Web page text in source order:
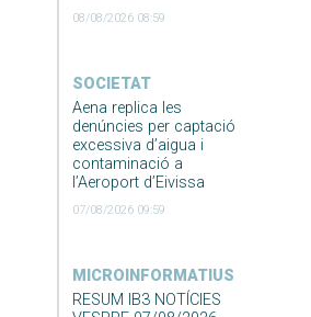
08/08/2026 08:59
SOCIETAT
Aena replica les
denúncies per captació
excessiva d’aigua i
contaminació a
l’Aeroport d’Eivissa
07/08/2026 09:59
MICROINFORMATIUS
RESUM IB3 NOTÍCIES